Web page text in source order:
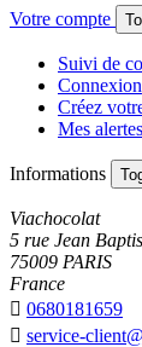
Votre compte
Suivi de
Connexion
Créez
Mes alertes
Informations
Viachocolat
5 rue Jean
75009 PARIS
France
 0680181659
 service-